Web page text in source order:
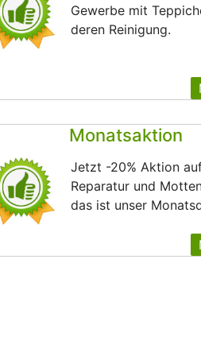
Gewerbe mit
deren Reinigung.
Monatsaktion
Jetzt -20% Aktion
Reparatur und
das ist unser